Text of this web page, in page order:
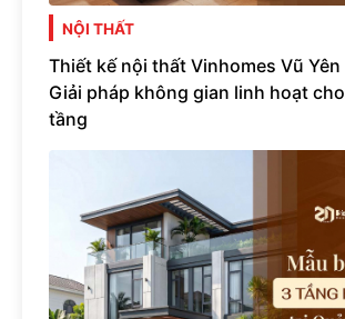
NỘI THẤT
Thiết kế nội thất Vinhomes Vũ
Giải pháp không gian linh hoạt
tầng